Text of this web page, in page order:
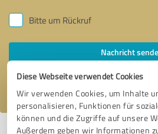
Diese Webseite verwendet Cookies
Wir verwenden Cookies, um Inhalte
personalisieren, Funktionen für
können und die Zugriffe auf unsere
Außerdem geben wir Informationen
Bitte um Rückruf
Nachricht
Ich stimme den